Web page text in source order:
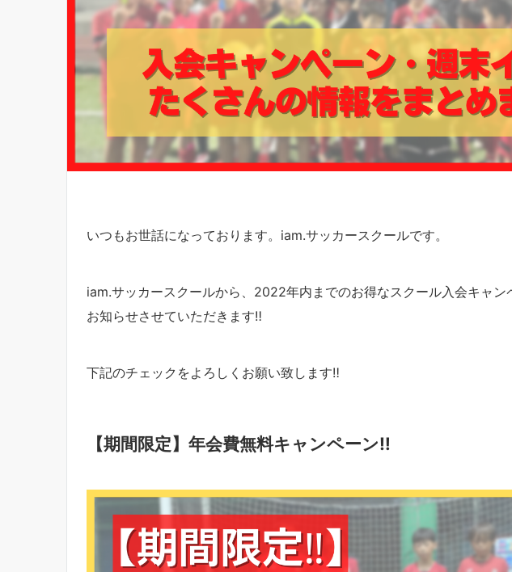
いつもお世話になっております。iam.サッカースクールです。
iam.サッカースクールから、2022年内までのお得なスクール入会キャン
お知らせさせていただきます‼︎
下記のチェックをよろしくお願い致します‼︎
【期間限定】年会費無料キャンペーン‼︎